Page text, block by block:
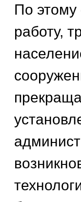
По этому
работу,